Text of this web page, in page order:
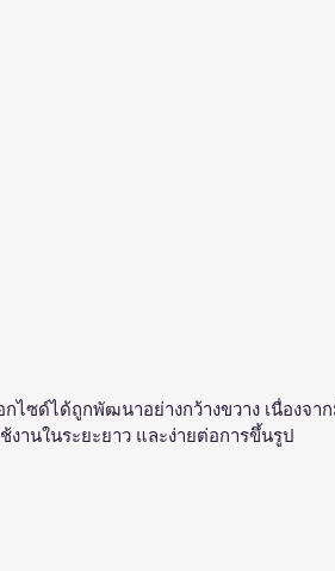
ไซด์ได้ถูกพัฒนาอย่างกว้างขวาง เนื่องจา
านในระยะยาว และง่ายต่อการขึ้นรูป